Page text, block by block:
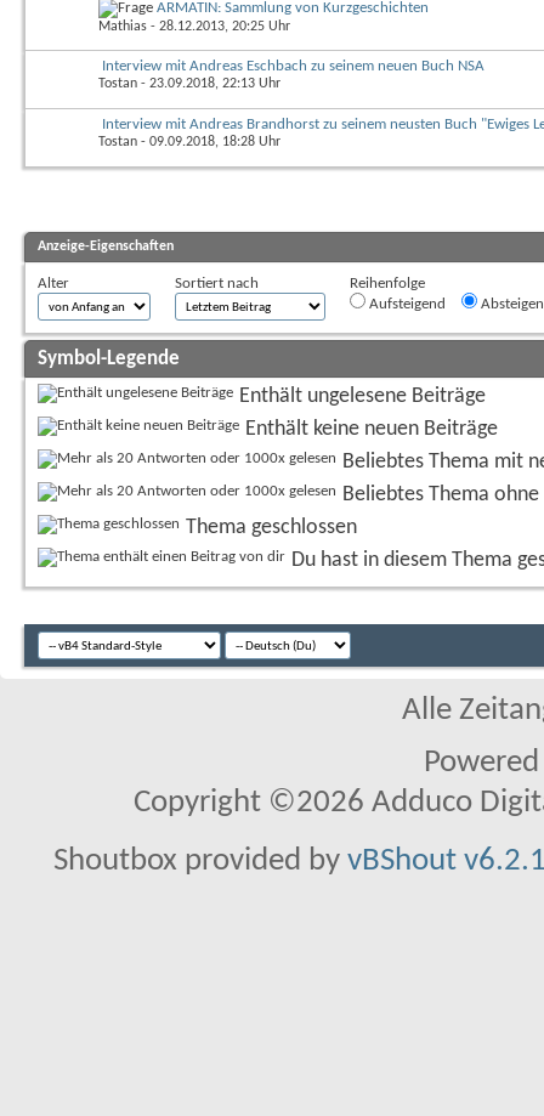
ARMATIN: Sammlung von Kurzgeschichten
Mathias - 28.12.2013, 20:25 Uhr
Interview mit Andreas Eschbach zu seinem neuen Buch NSA
Tostan - 23.09.2018, 22:13 Uhr
Interview mit Andreas Brandhorst zu seinem neusten Buch "Ewiges
Tostan - 09.09.2018, 18:28 Uhr
Anzeige-Eigenschaften
Alter Sortiert nach
Reihenfolge
Aufsteigend
Symbol-Legende
Enthält ungelesene Beiträge
Enthält keine neuen Beiträge
Beliebtes Thema mit
Beliebtes Thema
Thema geschlossen
Du hast in diesem Thema
Alle
Copyright ©2026 Adduco
Shoutbox provided by vBShout